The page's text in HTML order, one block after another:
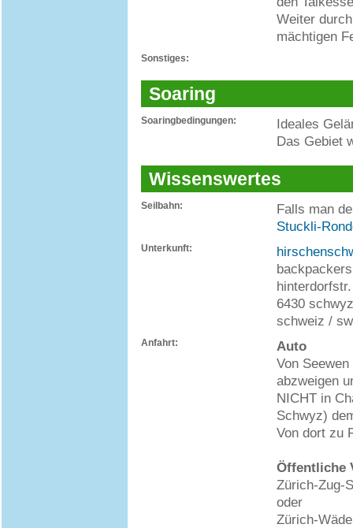
Weiter
mächtigen
Sonstiges:
Soaring
Soaringbedingungen:
Ideales
Das Gebiet
Wissenswertes
Seilbahn:
Falls man
Stuckli-
Unterkunft:
6430 schwyz
schweiz /
Anfahrt:
Auto
Von
abzweigen
NICHT in
Schwyz)
Von dort zu
Öffentliche
Zürich-Zug-
oder
Zürich-